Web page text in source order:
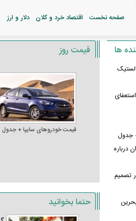
صفحه نخست اقتصاد خرد و کلان دلار و ارز
قیمت روز
قیمت خودرو‌های سایپا + جدول
حتما بخوانید
ها
جدول
درباره
تصمیم